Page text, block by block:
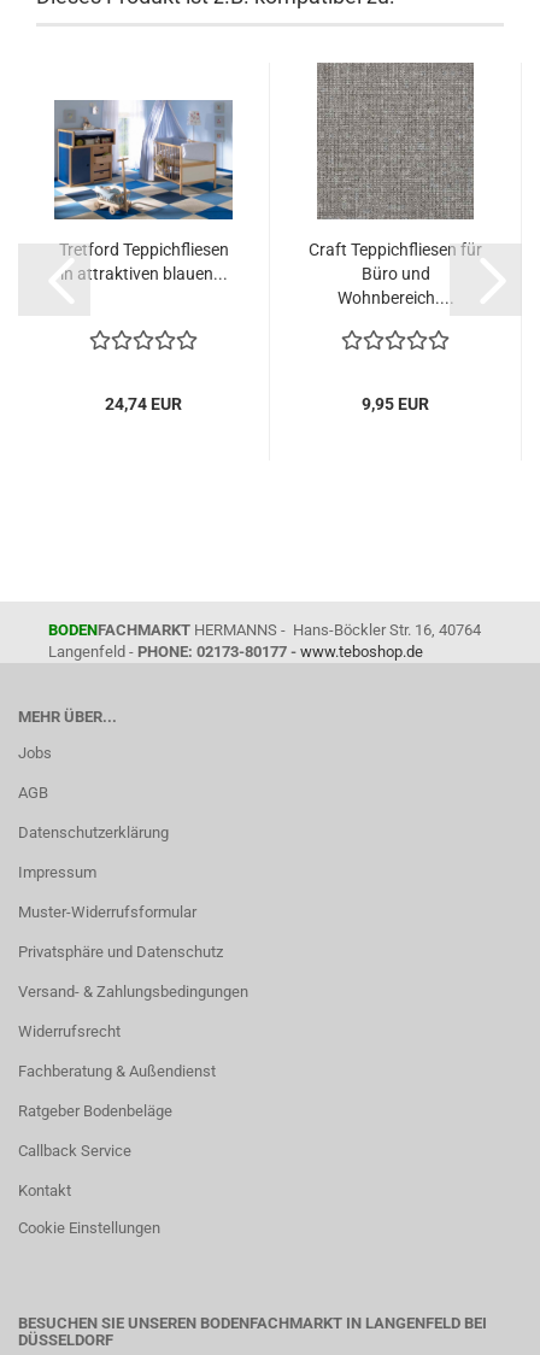
Tretford Teppichfliesen
in attraktiven blauen...
24,74 EUR
Craft Teppichfliesen für
Büro und
Wohnbereich....
9,95 EUR
BODENFACHMARKT HERMANNS - Hans-Böckler Str. 16, 40764
Langenfeld - PHONE: 02173-80177 - www.teboshop.de
MEHR ÜBER...
Jobs
AGB
Datenschutzerklärung
Impressum
Muster-Widerrufsformular
Privatsphäre und Datenschutz
Versand- & Zahlungsbedingungen
Widerrufsrecht
Fachberatung & Außendienst
Ratgeber Bodenbeläge
Callback Service
Kontakt
Cookie Einstellungen
BESUCHEN SIE UNSEREN BODENFACHMARKT IN LANGENFELD BEI
DÜSSELDORF